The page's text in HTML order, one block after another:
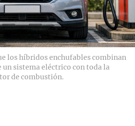
los híbridos enchufables combinan
sistema eléctrico con toda la
de combustión.